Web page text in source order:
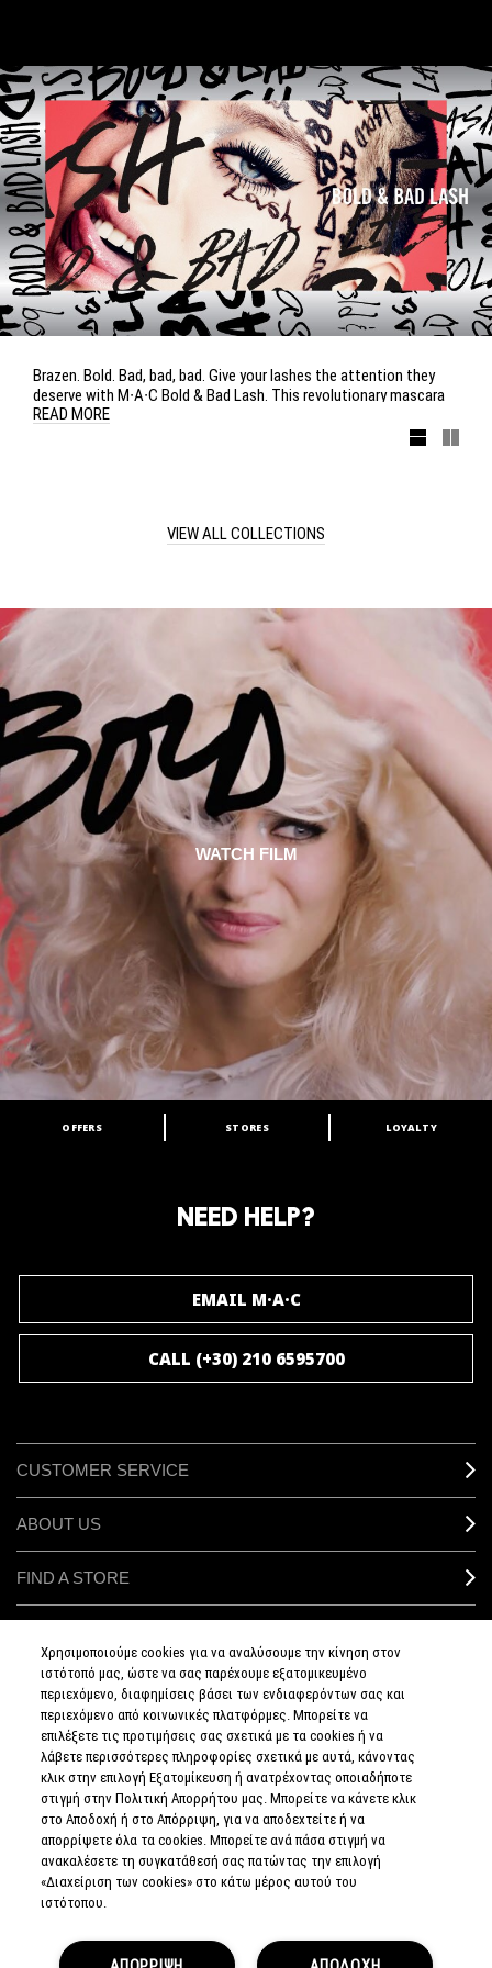
Brazen. Bold. Bad, bad, bad. Give your lashes the attention they
deserve with M∙A∙C Bold & Bad Lash. This revolutionary mascara
holds two different formulas in dual chambers containing a large
brush that delivers customized volume to upper lashes, and a
smaller brush for smudge-proof definition to lower lashes. Start a
READ MORE
VIEW ALL COLLECTIONS
WATCH FILM
ARE YOU A M·A·C LOVER?
OFFERS STORES LOYALTY
NEED HELP?
EMAIL M·A·C
CALL (+30) 210 6595700
CUSTOMER SERVICE
ABOUT US
FIND A STORE
SIGN UP FOR EMAIL
My M•A•C / SIGN IN
CONNECT
PRIVACY POLICY
Χρησιμοποιούμε cookies για να αναλύσουμε την κίνηση στον
ιστότοπό μας, ώστε να σας παρέχουμε εξατομικευμένο
περιεχόμενο, διαφημίσεις βάσει των ενδιαφερόντων σας και
περιεχόμενο από κοινωνικές πλατφόρμες. Μπορείτε να
επιλέξετε τις προτιμήσεις σας σχετικά με τα cookies ή να
λάβετε περισσότερες πληροφορίες σχετικά με αυτά, κάνοντας
κλικ στην επιλογή Εξατομίκευση ή ανατρέχοντας οποιαδήποτε
στιγμή στην Πολιτική Απορρήτου μας. Μπορείτε να κάνετε κλικ
στο Αποδοχή ή στο Απόρριψη, για να αποδεχτείτε ή να
απορρίψετε όλα τα cookies. Μπορείτε ανά πάσα στιγμή να
ανακαλέσετε τη συγκατάθεσή σας πατώντας την επιλογή
«Διαχείριση των cookies» στο κάτω μέρος αυτού του
ιστότοπου.